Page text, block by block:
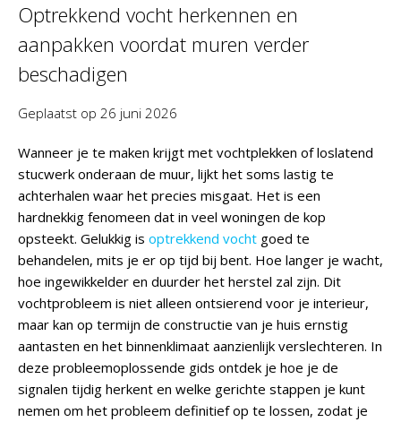
Optrekkend vocht herkennen en
aanpakken voordat muren verder
beschadigen
Geplaatst op 26 juni 2026
Wanneer je te maken krijgt met vochtplekken of loslatend
stucwerk onderaan de muur, lijkt het soms lastig te
achterhalen waar het precies misgaat. Het is een
hardnekkig fenomeen dat in veel woningen de kop
opsteekt. Gelukkig is optrekkend vocht goed te
behandelen, mits je er op tijd bij bent. Hoe langer je wacht,
hoe ingewikkelder en duurder het herstel zal zijn. Dit
vochtprobleem is niet alleen ontsierend voor je interieur,
maar kan op termijn de constructie van je huis ernstig
aantasten en het binnenklimaat aanzienlijk verslechteren. In
deze probleemoplossende gids ontdek je hoe je de
signalen tijdig herkent en welke gerichte stappen je kunt
nemen om het probleem definitief op te lossen, zodat je